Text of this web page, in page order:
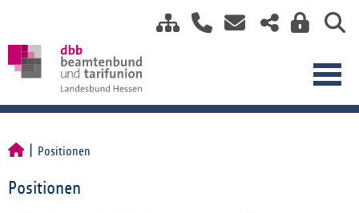
Positionen
Positionen